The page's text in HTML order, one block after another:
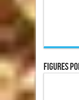
Figures